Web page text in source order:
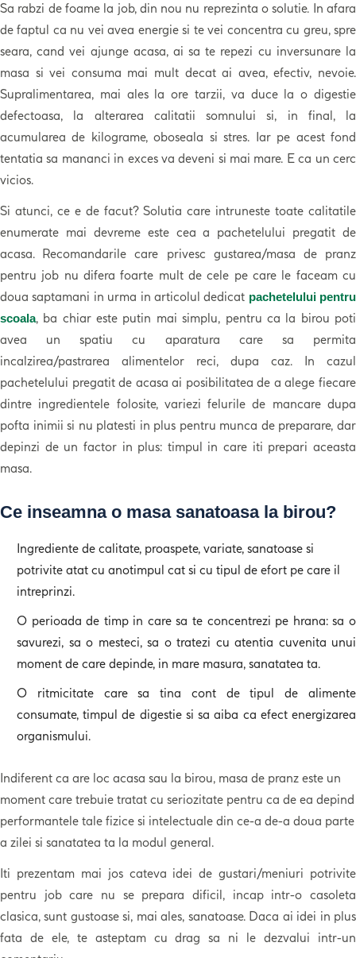
Sa rabzi de foame la job, din nou nu reprezinta o solutie. In afara
de faptul ca nu vei avea energie si te vei concentra cu greu, spre
seara, cand vei ajunge acasa, ai sa te repezi cu inversunare la
masa si vei consuma mai mult decat ai avea, efectiv, nevoie.
Supralimentarea, mai ales la ore tarzii, va duce la o digestie
defectoasa, la alterarea calitatii somnului si, in final, la
acumularea de kilograme, oboseala si stres. Iar pe acest fond
tentatia sa mananci in exces va deveni si mai mare. E ca un cerc
vicios.
Si atunci, ce e de facut? Solutia care intruneste toate calitatile
enumerate mai devreme este cea a pachetelului pregatit de
acasa. Recomandarile care privesc gustarea/masa de pranz
pentru job nu difera foarte mult de cele pe care le faceam cu
doua saptamani in urma in articolul dedicat pachetelului pentru
scoala, ba chiar este putin mai simplu, pentru ca la birou poti
avea un spatiu cu aparatura care sa permita
incalzirea/pastrarea alimentelor reci, dupa caz. In cazul
pachetelului pregatit de acasa ai posibilitatea de a alege fiecare
dintre ingredientele folosite, variezi felurile de mancare dupa
pofta inimii si nu platesti in plus pentru munca de preparare, dar
depinzi de un factor in plus: timpul in care iti prepari aceasta
masa.
Ce inseamna o masa sanatoasa la birou?
Ingrediente de calitate, proaspete, variate, sanatoase si
potrivite atat cu anotimpul cat si cu tipul de efort pe care il
intreprinzi.
O perioada de timp in care sa te concentrezi pe hrana: sa o
savurezi, sa o mesteci, sa o tratezi cu atentia cuvenita unui
moment de care depinde, in mare masura, sanatatea ta.
O ritmicitate care sa tina cont de tipul de alimente
consumate, timpul de digestie si sa aiba ca efect energizarea
organismului.
Indiferent ca are loc acasa sau la birou, masa de pranz este un
moment care trebuie tratat cu seriozitate pentru ca de ea depind
performantele tale fizice si intelectuale din ce-a de-a doua parte
a zilei si sanatatea ta la modul general.
Iti prezentam mai jos cateva idei de gustari/meniuri potrivite
pentru job care nu se prepara dificil, incap intr-o casoleta
clasica, sunt gustoase si, mai ales, sanatoase. Daca ai idei in plus
fata de ele, te asteptam cu drag sa ni le dezvalui intr-un